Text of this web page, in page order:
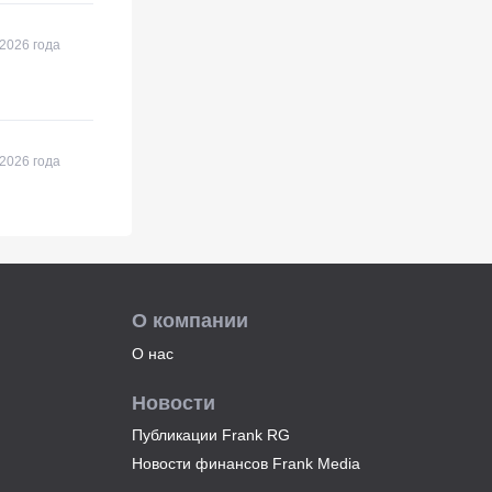
года
года
О компании
О нас
Новости
Публикации Frank RG
Новости финансов Frank Media